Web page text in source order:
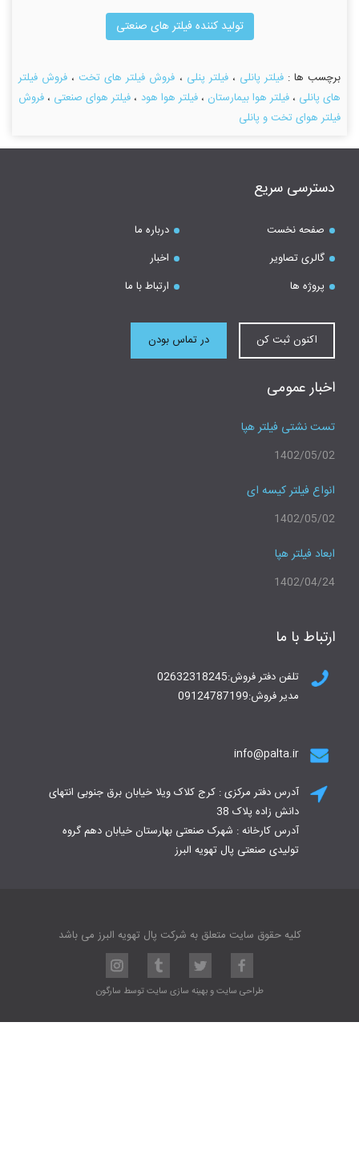
تولید کننده فیلتر های صنعتی
برچسب ها :فیلتر پانلی ،فیلتر پنلی ، فروش فیلتر های تخت ، فروش فیلتر
های پانلی ،فیلتر هوا بیمارستان ،فیلتر هوا هود ، فیلتر هوای صنعتی ، فروش
فیلتر هوای تخت و پانلی
دسترسی سریع
صفحه نخست
درباره ما
گالری تصاویر
اخبار
پروژه ها
ارتباط با ما
اکنون ثبت کن در تماس بودن
اخبار عمومی
تست نشتی فیلتر هپا
1402/05/02
انواع فیلتر کیسه ای
1402/05/02
ابعاد فیلتر هپا
1402/04/24
ارتباط با ما
تلفن دفتر فروش:02632318245
مدیر فروش:09124787199
info@palta.ir
آدرس دفتر مرکزی : کرج کلاک ویلا خیابان برق جنوبی انتهای
دانش زاده پلاک 38
آدرس کارخانه : شهرک صنعتی بهارستان خیابان دهم گروه
تولیدی صنعتی پال تهویه البرز
کلیه حقوق سایت متعلق به شرکت پال تهویه البرز می باشد
طراحی سایتوبهینه سازی سایتتوسط سارگون